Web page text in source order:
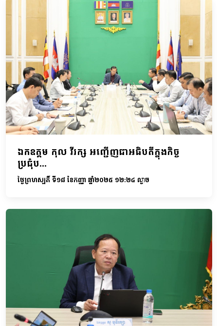
ឯកឧត្តម កុល វីរក្ស អញ្ជើញជាអធិបតីក្នុងកិច្ច
ប្រជុំប...
ថ្ងៃព្រហស្បតិ៍ ទី១៨ ខែកញ្ញា ឆ្នាំ២០២៥ ១២:២៤ ល្ងាច